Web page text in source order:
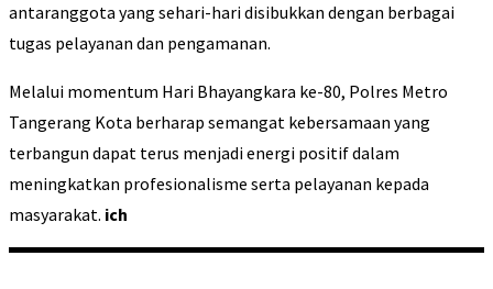
antaranggota yang sehari-hari disibukkan dengan berbagai
tugas pelayanan dan pengamanan.
Melalui momentum Hari Bhayangkara ke-80, Polres Metro
Tangerang Kota berharap semangat kebersamaan yang
terbangun dapat terus menjadi energi positif dalam
meningkatkan profesionalisme serta pelayanan kepada
masyarakat. ich